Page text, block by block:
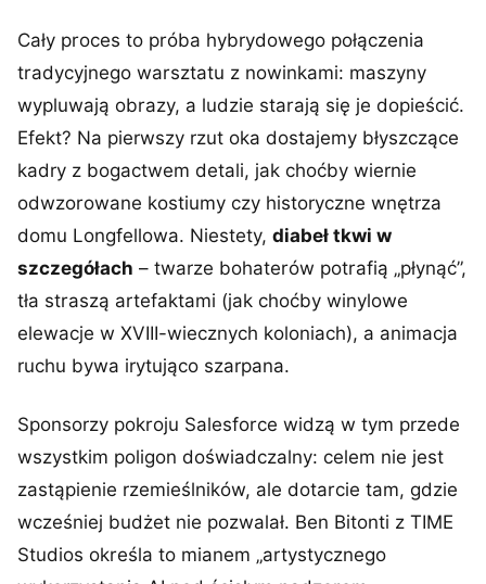
Cały proces to próba hybrydowego połączenia
tradycyjnego warsztatu z nowinkami: maszyny
wypluwają obrazy, a ludzie starają się je dopieścić.
Efekt? Na pierwszy rzut oka dostajemy błyszczące
kadry z bogactwem detali, jak choćby wiernie
odwzorowane kostiumy czy historyczne wnętrza
domu Longfellowa. Niestety, diabeł tkwi w
szczegółach – twarze bohaterów potrafią „płynąć”,
tła straszą artefaktami (jak choćby winylowe
elewacje w XVIII-wiecznych koloniach), a animacja
ruchu bywa irytująco szarpana.
Sponsorzy pokroju Salesforce widzą w tym przede
wszystkim poligon doświadczalny: celem nie jest
zastąpienie rzemieślników, ale dotarcie tam, gdzie
wcześniej budżet nie pozwalał. Ben Bitonti z TIME
Studios określa to mianem „artystycznego